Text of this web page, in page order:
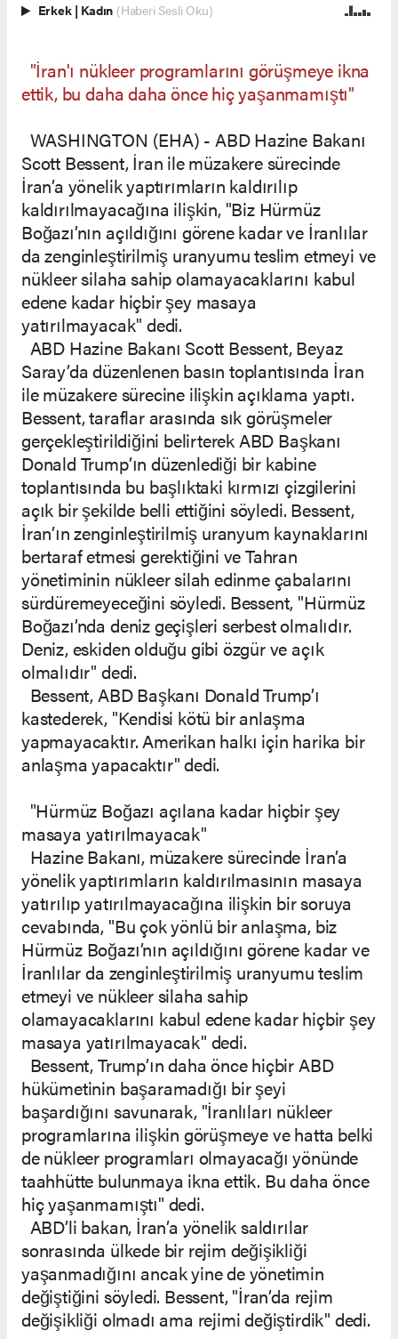
Erkek | Kadın (Haberi Sesli Oku)
"İran'ı nükleer programlarını görüşmeye ikna
ettik, bu daha daha önce hiç yaşanmamıştı"
WASHINGTON (EHA) - ABD Hazine Bakanı
Scott Bessent, İran ile müzakere sürecinde
İran’a yönelik yaptırımların kaldırılıp
kaldırılmayacağına ilişkin, "Biz Hürmüz
Boğazı’nın açıldığını görene kadar ve İranlılar
da zenginleştirilmiş uranyumu teslim etmeyi ve
nükleer silaha sahip olamayacaklarını kabul
edene kadar hiçbir şey masaya
yatırılmayacak" dedi.
ABD Hazine Bakanı Scott Bessent, Beyaz
Saray’da düzenlenen basın toplantısında İran
ile müzakere sürecine ilişkin açıklama yaptı.
Bessent, taraflar arasında sık görüşmeler
gerçekleştirildiğini belirterek ABD Başkanı
Donald Trump’ın düzenlediği bir kabine
toplantısında bu başlıktaki kırmızı çizgilerini
açık bir şekilde belli ettiğini söyledi. Bessent,
İran’ın zenginleştirilmiş uranyum kaynaklarını
bertaraf etmesi gerektiğini ve Tahran
yönetiminin nükleer silah edinme çabalarını
sürdüremeyeceğini söyledi. Bessent, "Hürmüz
Boğazı’nda deniz geçişleri serbest olmalıdır.
Deniz, eskiden olduğu gibi özgür ve açık
olmalıdır" dedi.
Bessent, ABD Başkanı Donald Trump’ı
kastederek, "Kendisi kötü bir anlaşma
yapmayacaktır. Amerikan halkı için harika bir
anlaşma yapacaktır" dedi.
"Hürmüz Boğazı açılana kadar hiçbir şey
masaya yatırılmayacak"
Hazine Bakanı, müzakere sürecinde İran’a
yönelik yaptırımların kaldırılmasının masaya
yatırılıp yatırılmayacağına ilişkin bir soruya
cevabında, "Bu çok yönlü bir anlaşma, biz
Hürmüz Boğazı’nın açıldığını görene kadar ve
İranlılar da zenginleştirilmiş uranyumu teslim
etmeyi ve nükleer silaha sahip
olamayacaklarını kabul edene kadar hiçbir şey
masaya yatırılmayacak" dedi.
Bessent, Trump’ın daha önce hiçbir ABD
hükümetinin başaramadığı bir şeyi
başardığını savunarak, "İranlıları nükleer
programlarına ilişkin görüşmeye ve hatta belki
de nükleer programları olmayacağı yönünde
taahhütte bulunmaya ikna ettik. Bu daha önce
hiç yaşanmamıştı" dedi.
ABD’li bakan, İran’a yönelik saldırılar
sonrasında ülkede bir rejim değişikliği
yaşanmadığını ancak yine de yönetimin
değiştiğini söyledi. Bessent, "İran’da rejim
değişikliği olmadı ama rejimi değiştirdik" dedi.